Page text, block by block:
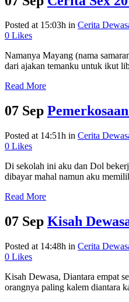
Posted at 15:03h in Cerita
0 Likes
Namanya Mayang (nama
dari ajakan temanku untuk ikut
Read More
07 Sep
Posted at 14:51h in Cerita
0 Likes
Di sekolah ini aku dan Dol
dibayar mahal namun aku
Read More
07 Sep Kisah
Posted at 14:48h in Cerita
0 Likes
Kisah Dewasa, Diantara empat
orangnya paling kalem diantara